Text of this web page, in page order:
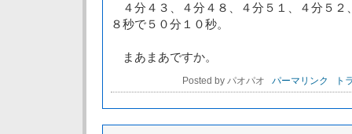
４分４３、４分４８、４分５１、４分５２
８秒で５０分１０秒。
まあまあですか。
Posted by パオパオ パーマリンク ト